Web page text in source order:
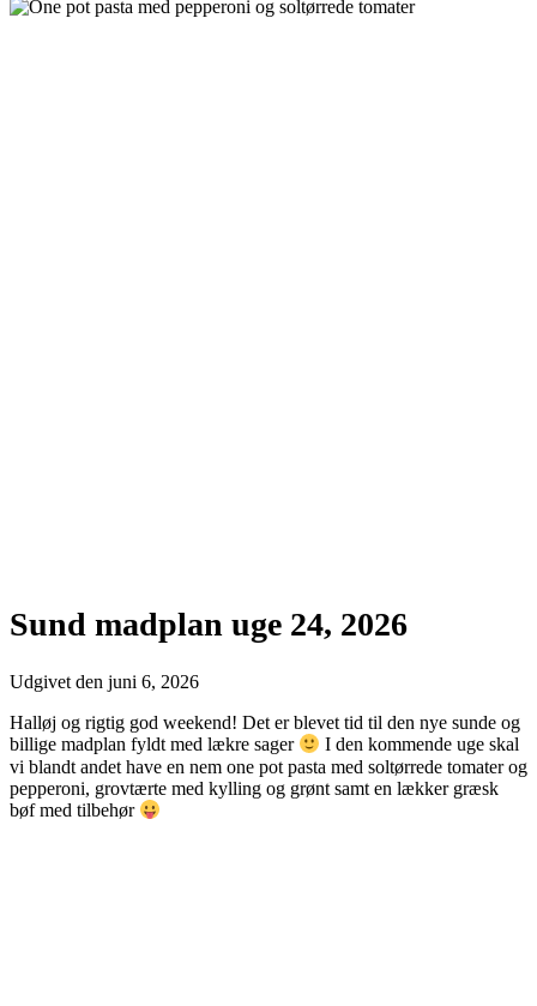
Sund madplan uge 24, 2026
Udgivet den juni 6, 2026
Halløj og rigtig god weekend! Det er blevet tid til den nye sunde og
billige madplan fyldt med lækre sager
I den kommende uge skal
vi blandt andet have en nem one pot pasta med soltørrede tomater og
pepperoni, grovtærte med kylling og grønt samt en lækker græsk
bøf med tilbehør